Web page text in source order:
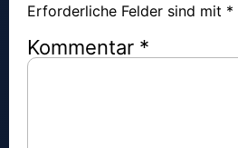
Erforderliche Felder sind mit *
Kommentar *